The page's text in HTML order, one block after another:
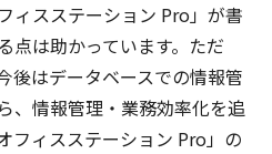
ィスステーション Pro」が書
点は助かっています。ただ
後はデータベースでの情報管
、情報管理・業務効率化を追
フィスステーション Pro」の